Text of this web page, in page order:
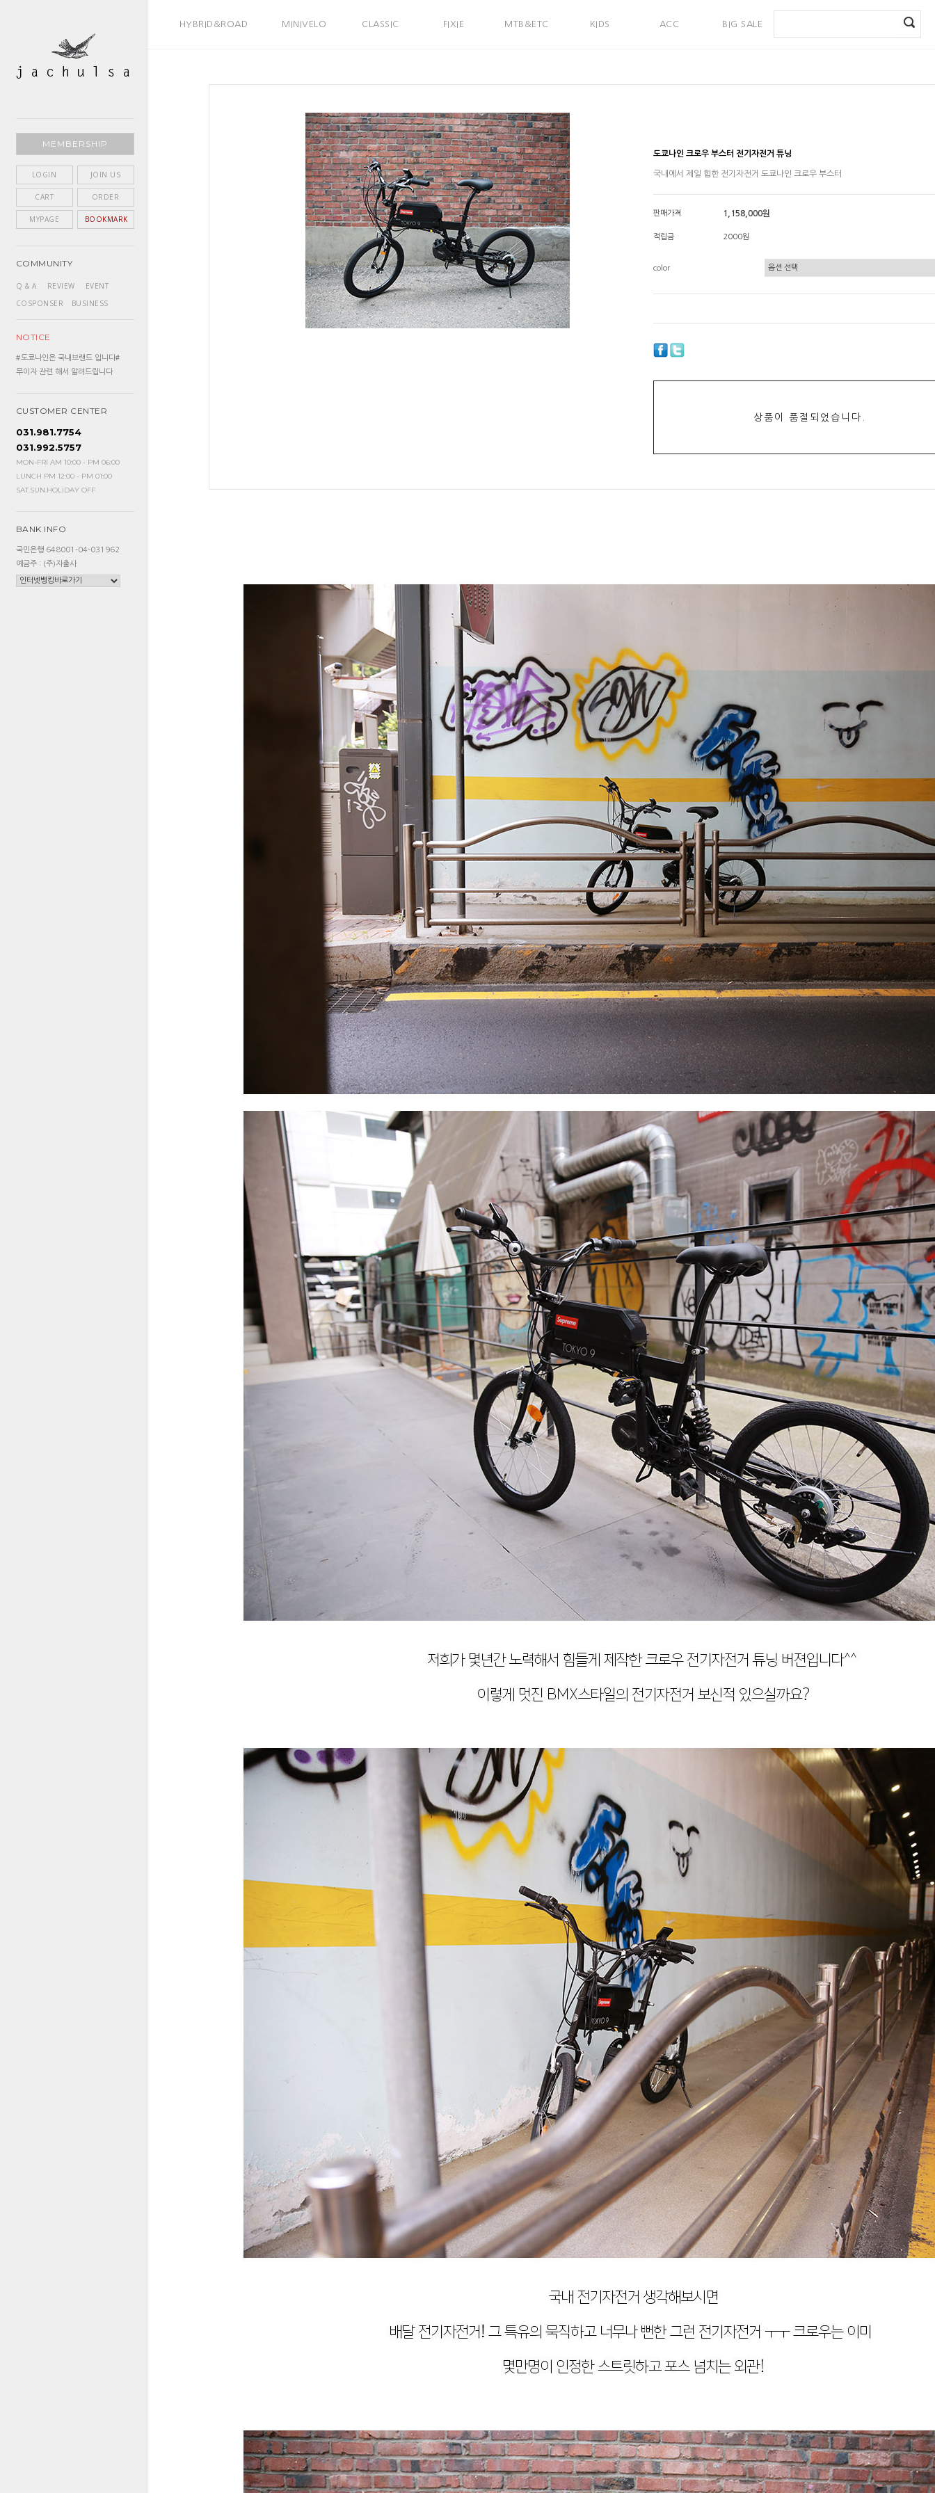
HYBRID&ROAD MINIVELO CLASSIC FIXIE MTB&ETC KIDS ACC BIG SALE
MEMBERSHIP
LOGIN JOIN US
CART ORDER
MYPAGE BOOKMARK
COMMUNITY
Q & A REVIEW
EVENT
COSPONSER
BUSINESS
NOTICE
#도쿄나인은 국내브랜드 입니다#
무이자 관련 해서 알려드립니다
CUSTOMER CENTER
031.981.7754
031.992.5757
MON-FRI AM 10:00 - PM 06:00
LUNCH PM 12:00 - PM 01:00
SAT.SUN.HOLIDAY OFF
BANK INFO
국민은행 648001-04-031962
예금주 : (주)자출사
도쿄나인 크로우 부스터 전기자전거 튜닝
국내에서 제일 힙한 전기자전거 도쿄나인 크로우 부스터
판매가격 1,158,000원
적립금 2000원
color
상품이 품절되었습니다.